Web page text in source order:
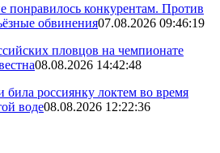
понравилось конкурентам. Против
обвинения07.08.2026 09:46:19
пловцов на чемпионате
08.08.2026 14:42:48
россиянку локтем во время
воде08.08.2026 12:22:36